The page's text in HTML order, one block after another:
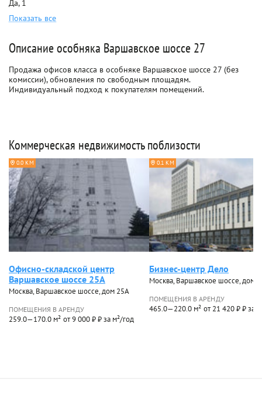
Да, 1
Показать все
Описание особняка Варшавское шоссе 27
Продажа офисов класса в особняке Варшавское шоссе 27 (без
комиссии), обновления по свободным площадям.
Индивидуальный подход к покупателям помещений.
Коммерческая недвижимость поблизости
0.0 КМ
Офисно-складской центр
Варшавское шоссе 25А
Москва, Варшавское шоссе, дом 25А
ПОМЕЩЕНИЯ В АРЕНДУ
259.0—170.0 м² от 9 000 ₽ ₽ за м²/год
0.1 КМ
Бизнес-центр Дело
Москва, Варшавское шоссе, дом
ПОМЕЩЕНИЯ В АРЕНДУ
465.0—220.0 м² от 21 420 ₽ ₽ за